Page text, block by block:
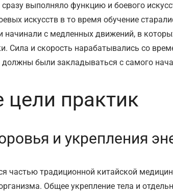
выполняло функцию и боевого
искусств в то время обучение
с медленных движений, в
Сила и скорость нарабатывались со
были закладываться с самого
практик
и укрепления
частью традиционной китайской
Общее укрепление тела и